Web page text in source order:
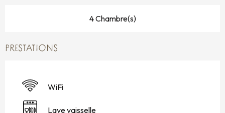
4 Chambre(s)
PRESTATIONS
WiFi
Lave vaisselle